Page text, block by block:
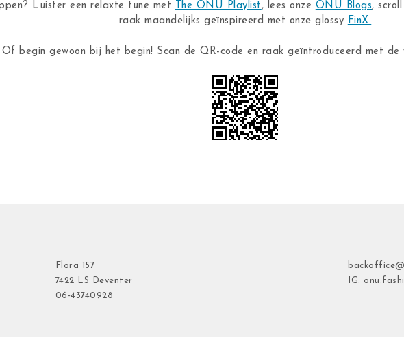
Luister een relaxte tune met The ONU Playlist, lees onze ONU Blogs,
raak maandelijks geïnspireerd met onze glossy FinX.
Of begin gewoon bij het begin! Scan de QR-code en raak geïntroduceerd met de
Flora 157
7422 LS Deventer
06-43740928
IG: